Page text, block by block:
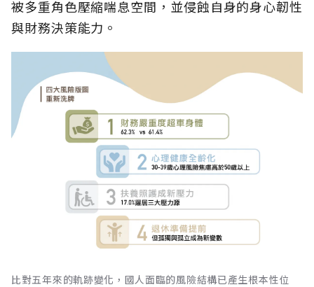
被多重角色壓縮喘息空間，並侵蝕自身的身心韌性
與財務決策能力。
比對五年來的軌跡變化，國人面臨的風險結構已產生根本性位